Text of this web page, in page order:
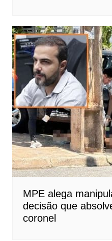
MPE alega
decisão que
coronel